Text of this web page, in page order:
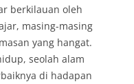
berkilauan oleh
masing-masing
yang hangat.
seolah alam
di hadapan